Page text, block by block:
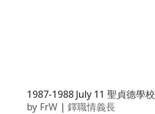
1987-1988 July 11 聖貞德學校
by FrW| 鐸職情義長